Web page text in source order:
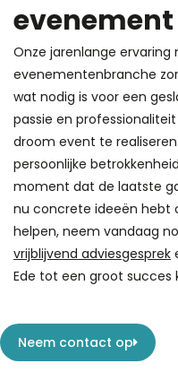
evenement
Onze jarenlange
evenementenbranche
wat nodig is voor een
passie en
droom event te
persoonlijke
moment dat de laatste
nu concrete ideeën hebt
helpen, neem vandaag
vrijblijvend adviesgesprek
Ede tot een groot succes
Neem contact op